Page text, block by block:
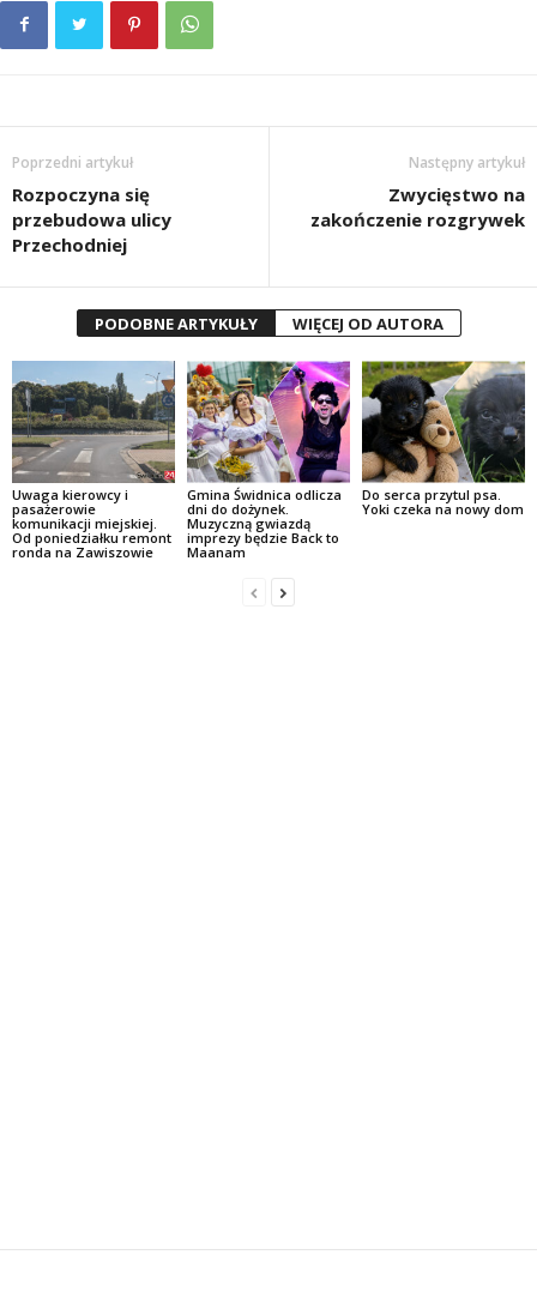
Poprzedni artykuł
Rozpoczyna się
przebudowa ulicy
Przechodniej
Następny artykuł
Zwycięstwo na
zakończenie rozgrywek
PODOBNE ARTYKUŁY WIĘCEJ OD AUTORA
Uwaga kierowcy i
pasażerowie
komunikacji miejskiej.
Od poniedziałku remont
ronda na Zawiszowie
Gmina Świdnica odlicza
dni do dożynek.
Muzyczną gwiazdą
imprezy będzie Back to
Maanam
Do serca przytul psa.
Yoki czeka na nowy dom